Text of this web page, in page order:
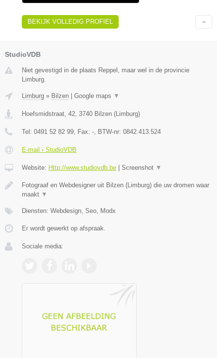
BEKIJK VOLLEDIG PROFIEL
StudioVDB
Niet gevestigd in de plaats Reppel, maar wel in de provincie
Limburg.
Limburg » Bilzen Google maps ▼
Hoefsmidstraat, 42, 3740 Bilzen (Limburg)
Tel: 0491 52 82 99, Fax: -, BTW-nr: 0842.413.524
E-mail › StudioVDB
Website: Http://www.studiovdb.be Screenshot ▼
Fotograaf en Webdesigner uit Bilzen (Limburg) die uw dromen waar
maakt ▼
Diensten: Webdesign, Seo, Modx
Er wordt gewerkt op afspraak.
Sociale media: